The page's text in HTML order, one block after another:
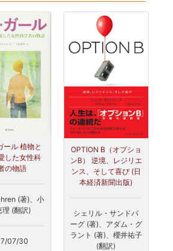
ール 植物と
した女性科
の物語
(著)、小
理 (翻訳)
07/30
OPTION B（オプショ
ンB） 逆境、レジリエ
ンス、そして喜び (日
本経済新聞出版)
シェリル・サンドバ
ーグ (著)、アダム・グ
ラント (著)、櫻井祐子
(翻訳)